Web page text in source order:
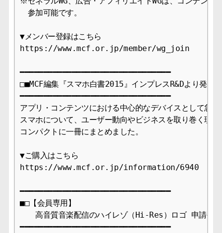
参加可能です。
▼メンバー登録はこちら
https://www.mcf.or.jp/member/wg_join
━━━━━━━━━━━━━━━━━━━━━━━━━━━━━━━━
□■MCF編集『スマホ白書2015』インプレスR&Dより
━━━━━━━━━━━━━━━━━━━━━━━━━━━━━━━━
アプリ・コンテンツにおける中心的なデバイスとして急成
スマホについて、ユーザー動向やビジネスを取り巻く現状
コンパクトに一冊にまとめました。
▼ご購入はこちら
https://www.mcf.or.jp/information/6940
━━━━━━━━━━━━━━━━━━━━━━━━━━━━━━━━
■□【会員専用】
高音質音楽配信のハイレゾ（Hi-Res）ロゴ 申請手続
━━━━━━━━━━━━━━━━━━━━━━━━━━━━━━━━